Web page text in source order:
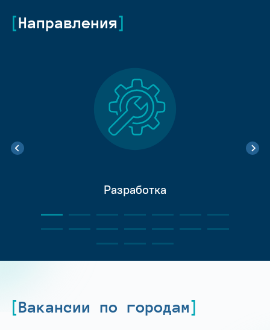
Направления
Разработка
Вакансии по городам